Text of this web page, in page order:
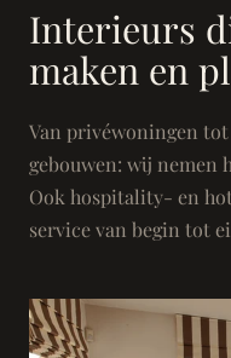
Interieurs
maken en
Van privéwoningen
gebouwen: wij nemen
Ook hospitality- en
service van begin tot